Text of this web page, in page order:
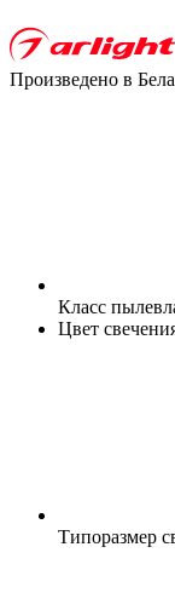
Произведено в
Класс
Цвет
Типоразмер